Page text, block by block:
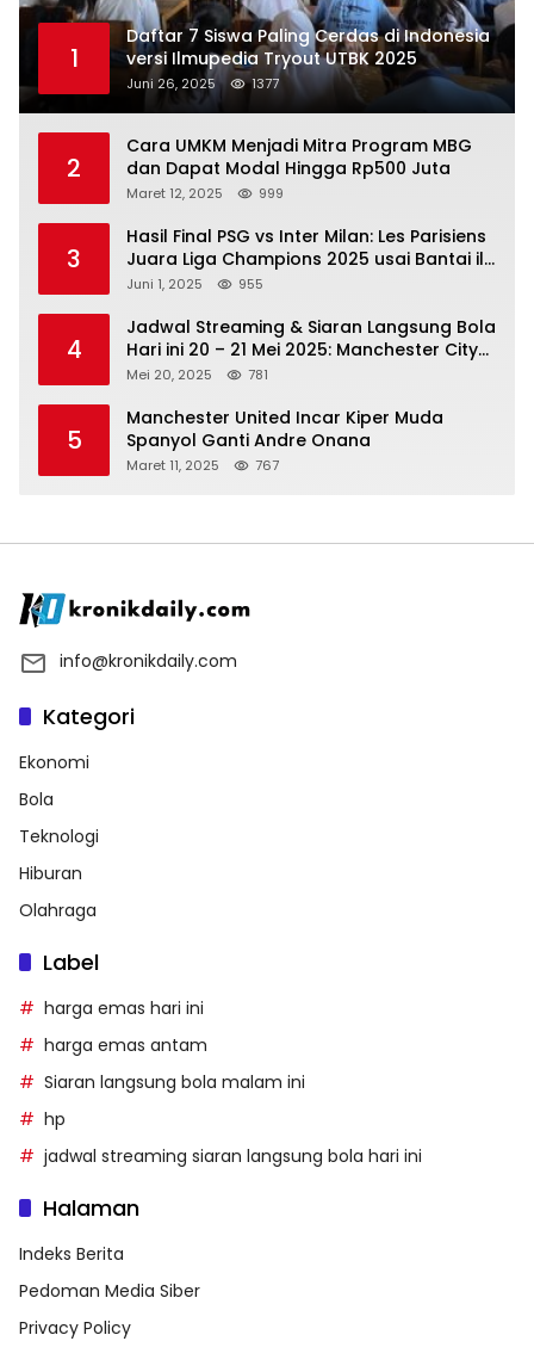
1
Daftar 7 Siswa Paling Cerdas di Indonesia
versi Ilmupedia Tryout UTBK 2025
Juni 26, 2025 1377
2
Cara UMKM Menjadi Mitra Program MBG
dan Dapat Modal Hingga Rp500 Juta
Maret 12, 2025 999
3
Hasil Final PSG vs Inter Milan: Les Parisiens
Juara Liga Champions 2025 usai Bantai il
Nerazzurri
Juni 1, 2025 955
4
Jadwal Streaming & Siaran Langsung Bola
Hari ini 20 – 21 Mei 2025: Manchester City
vs Bournemouth
Mei 20, 2025 781
5
Manchester United Incar Kiper Muda
Spanyol Ganti Andre Onana
Maret 11, 2025 767
info@kronikdaily.com
Kategori
Ekonomi
Bola
Teknologi
Hiburan
Olahraga
Label
harga emas hari ini
harga emas antam
Siaran langsung bola malam ini
hp
jadwal streaming siaran langsung bola hari ini
Halaman
Indeks Berita
Pedoman Media Siber
Privacy Policy